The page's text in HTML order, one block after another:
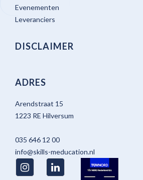
Evenementen
Leveranciers
DISCLAIMER
ADRES
Arendstraat 15
1223 RE Hilversum
035 646 12 00
info@skills-meducation.nl